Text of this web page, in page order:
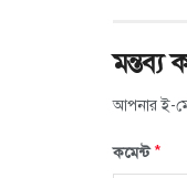
মন্তব্য
আপনার ই-
কমেন্ট*